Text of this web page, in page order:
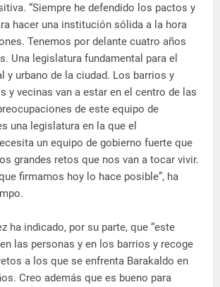
“Siempre he defendido los pactos y
hacer una institución sólida a la hora
Tenemos por delante cuatro años
Una legislatura fundamental para el
y urbano de la ciudad. Los barrios y
y vecinas van a estar en el centro de las
de este equipo de
una legislatura en la que el
un equipo de gobierno fuerte que
grandes retos que nos van a tocar vivir.
firmamos hoy lo hace posible”, ha
ha indicado, por su parte, que “este
las personas y en los barrios y recoge
a los que se enfrenta Barakaldo en
Creo además que es bueno para